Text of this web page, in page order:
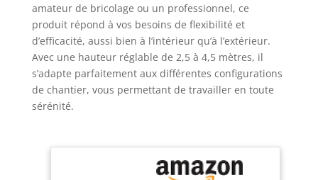
amateur de bricolage ou un professionnel, ce
produit répond à vos besoins de flexibilité et
d’efficacité, aussi bien à l’intérieur qu’à l’extérieur.
Avec une hauteur réglable de 2,5 à 4,5 mètres, il
s’adapte parfaitement aux différentes configurations
de chantier, vous permettant de travailler en toute
sérénité.